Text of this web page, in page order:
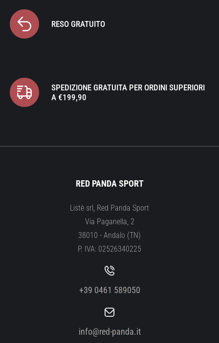
RESO GRATUITO
SPEDIZIONE GRATUITA PER ORDINI SUPERIORI
A €199,90
RED PANDA SPORT
Listè srl, Red Panda Sport
Via Paganella, 2
38010 - Andalo (TN)
P. IVA: 02526340225
+39 0461 589050
info@red-panda.it